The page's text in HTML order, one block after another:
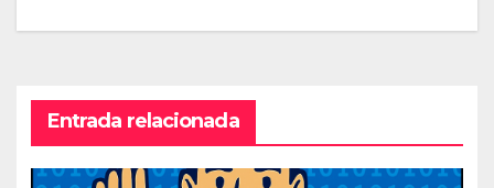
Entrada relacionada